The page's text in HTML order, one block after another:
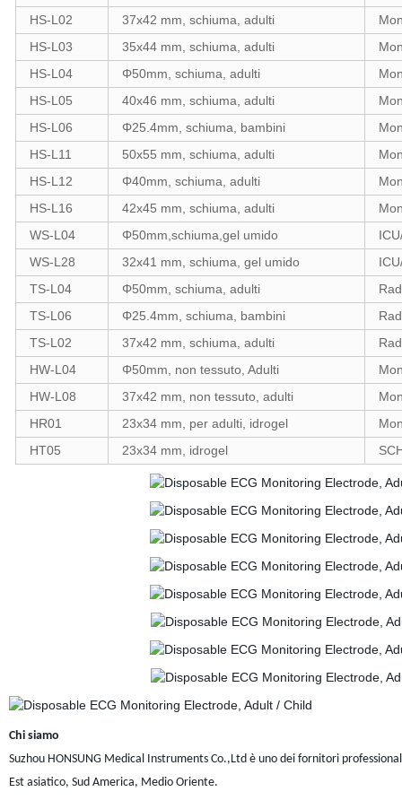
HS-L02
37x42 mm, schiuma, adulti
HS-L03
35x44 mm, schiuma, adulti
HS-L04
Φ50mm, schiuma, adulti
HS-L05
40x46 mm, schiuma, adulti
HS-L06
Φ25.4mm, schiuma, bambini
HS-L11
50x55 mm, schiuma, adulti
HS-L12
Φ40mm, schiuma, adulti
HS-L16
42x45 mm, schiuma, adulti
WS-L04
Φ50mm,schiuma,gel umido
WS-L28
32x41 mm, schiuma, gel umido
TS-L04
Φ50mm, schiuma, adulti
TS-L06
Φ25.4mm, schiuma, bambini
TS-L02
37x42 mm, schiuma, adulti
HW-L04
Φ50mm, non tessuto, Adulti
HW-L08
37x42 mm, non tessuto, adulti
HR01
23x34 mm, per adulti, idrogel
HT05
23x34 mm, idrogel
Chi siamo
Suzhou HONSUNG Medical Instruments Co.,Ltd è uno dei fornitori
Est asiatico, Sud America, Medio Oriente.